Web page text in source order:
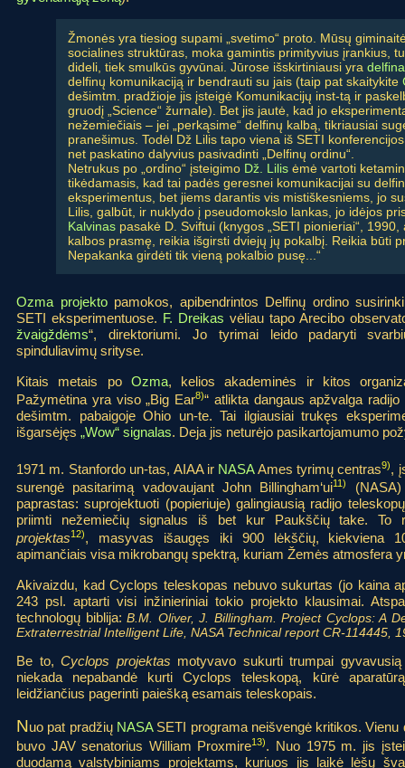
Žmonės yra tiesiog supami „svetimo“ proto. Mūsų
socialines struktūras, moka gamintis primityvius įrankius,
dideli, tiek smulkūs gyvūnai. Jūrose išskirtiniausi yra
delfinų komunikaciją ir bendrauti su jais (taip pat skaitykite
dešimtm. pradžioje jis įsteigė Komunikacijų inst-tą ir
gruodį „Science“ žurnale). Bet jis jautė, kad jo
nežemiečiais – jei „perkąsime“ delfinų kalbą, tikriausiai
pranešimus. Todėl Dž Lilis tapo viena iš SETI
net paskatino dalyvius pasivadinti „Delfinų ordinu“.
Netrukus po „ordino“ įsteigimo Dž. Lilis ėmė vartoti
tikėdamasis, kad tai padės geresnei komunikacijai su
eksperimentus, bet jiems darantis vis mistiškesniems, jo
Lilis, galbūt, ir nuklydo į pseudomokslo lankas, jo idėjos
Kalvinas pasakė D. Sviftui (knygos „SETI pionieriai“,
kalbos prasmę, reikia išgirsti dviejų jų pokalbį. Reikia būti
Nepakanka girdėti tik vieną pokalbio pusę...“
Ozma projektopamokos, apibendrintos Delfinų ordino
SETI eksperimentuose. F. Dreikas vėliau tapo Arecibo
žvaigždėms“, direktoriumi. Jo tyrimai leido padaryti
spinduliavimų srityse.
Kitais metais po Ozma, kelios akademinės ir kitos
Pažymėtina yra viso „Big Ear8)“ atlikta dangaus apžvalga
dešimtm. pabaigoje Ohio un-te. Tai ilgiausiai trukęs
išgarsėjęs „Wow“ signalas. Deja jis neturėjo pasikartojamumo
1971 m. Stanfordo un-tas, AIAA ir NASAAmes tyrimų centras9),
surengė pasitarimą vadovaujant John Billingham‘ui11)
paprastas: suprojektuoti (popieriuje) galingiausią radijo
priimti nežemiečių signalus iš bet kur Paukščių take. To
projektas12), masyvas išaugęs iki 900 lėkščių, kiekviena
apimančiais visa mikrobangų spektrą, kuriam Žemės atmosfera
Akivaizdu, kad Cyclops teleskopas nebuvo sukurtas (jo kaina
243 psl. aptarti visi inžinieriniai tokio projekto klausimai.
technologų biblija:B.M. Oliver, J. Billingham. Project Cyclops: A
Extraterrestrial Intelligent Life, NASA Technical report CR-114445,
Be to,Cyclops projektas motyvavo sukurti trumpai
niekada nepabandė kurti Cyclops teleskopą, kūrė
leidžiančius pagerinti paiešką esamais teleskopais.
Nuo pat pradžių NASASETI programa neišvengė kritikos. Vienu
buvo JAV senatorius William Proxmire13). Nuo 1975 m. jis
duodamą valstybiniams projektams, kuriuos jis laikė lėšų